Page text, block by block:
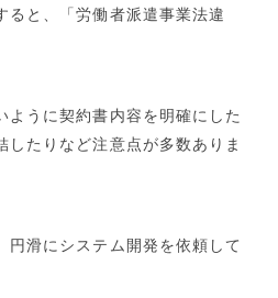
ると、「労働者派遣事業法違
ように契約書内容を明確にした
したりなど注意点が多数ありま
円滑にシステム開発を依頼して